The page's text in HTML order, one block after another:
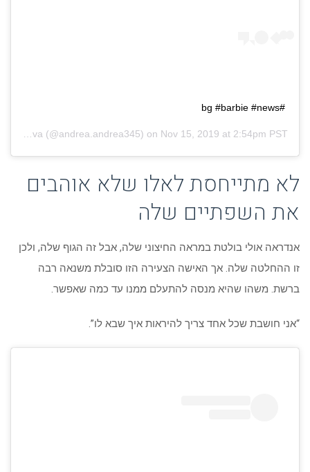
#bg #barbie #news
Andrea Ivanova (@andrea.andrea345) on Nov 15, 2019 at 2:54pm PST
לא מתייחסת לאלו שלא אוהבים
את השפתיים שלה
אנדראה אולי בולטת במראה החיצוני שלה, אבל זה הגוף שלה, ולכן
זו ההחלטה שלה. אך האישה הצעירה הזו סובלת משנאה רבה
ברשת. משהו שהיא מנסה להתעלם ממנו עד כמה שאפשר.
“אני חושבת שכל אחד צריך להיראות איך שבא לו”.